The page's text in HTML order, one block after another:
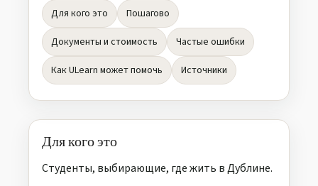
Для кого это
Пошагово
Документы и стоимость
Частые ошибки
Как ULearn может помочь
Источники
Для кого это
Студенты, выбирающие, где жить в Дублине.